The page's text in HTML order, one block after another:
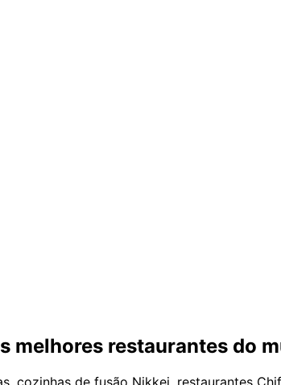
melhores restaurantes do
cozinhas de fusão Nikkei, restaurantes